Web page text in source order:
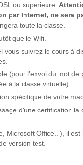
et livrables
soutiennent l’activité
pour l’activité
et livrables
soutiennent l’activité
ou supérieure.
par Internet, ne sera
toute la classe.
que le Wifi.
vous suivrez le cours à
(pour l'envoi du mot
à la classe virtuelle).
spécifique de votre
d'une certification
Microsoft Office...), il
version test.